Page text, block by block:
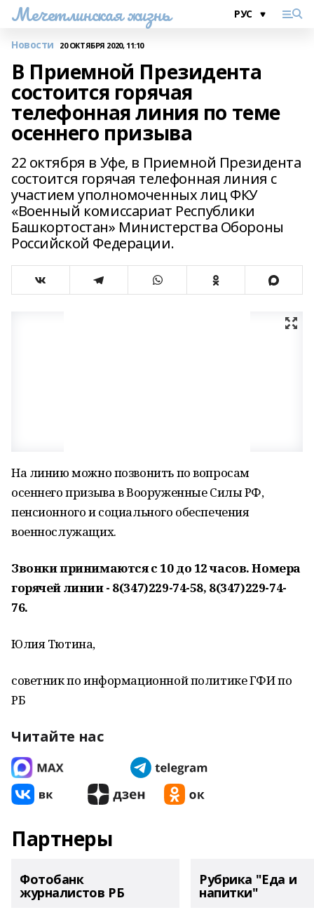
Мечетлинская жизнь
Новости 20 ОКТЯБРЯ 2020, 11:10
В Приемной Президента
состоится горячая
телефонная линия по теме
осеннего призыва
22 октября в Уфе, в Приемной Президента
состоится горячая телефонная линия с
участием уполномоченных лиц ФКУ
«Военный комиссариат Республики
Башкортостан» Министерства Обороны
Российской Федерации.
На линию можно позвонить по вопросам
осеннего призыва в Вооруженные Силы РФ,
пенсионного и социального обеспечения
военнослужащих.
Звонки принимаются с 10 до 12 часов. Номера
горячей линии - 8(347)229-74-58, 8(347)229-74-
76.
Юлия Тютина,
советник по информационной политике ГФИ по
РБ
Читайте нас
Партнеры
Фотобанк
журналистов РБ
Рубрика "Еда и
напитки"